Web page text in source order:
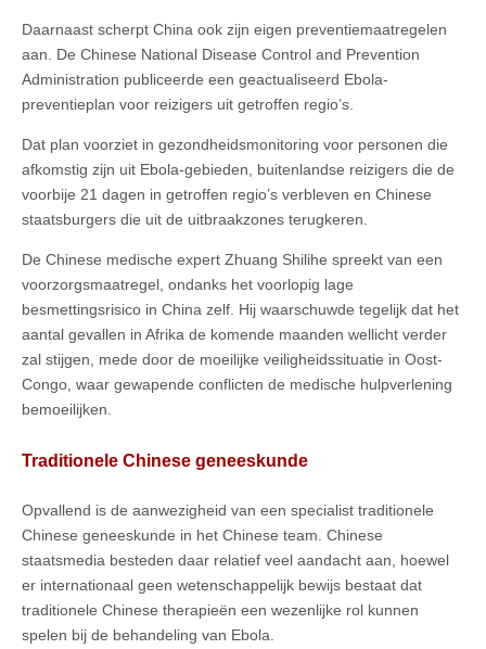
Daarnaast scherpt China ook zijn eigen preventiemaatregelen
aan. De Chinese National Disease Control and Prevention
Administration publiceerde een geactualiseerd Ebola-
preventieplan voor reizigers uit getroffen regio’s.
Dat plan voorziet in gezondheidsmonitoring voor personen die
afkomstig zijn uit Ebola-gebieden, buitenlandse reizigers die de
voorbije 21 dagen in getroffen regio’s verbleven en Chinese
staatsburgers die uit de uitbraakzones terugkeren.
De Chinese medische expert Zhuang Shilihe spreekt van een
voorzorgsmaatregel, ondanks het voorlopig lage
besmettingsrisico in China zelf. Hij waarschuwde tegelijk dat het
aantal gevallen in Afrika de komende maanden wellicht verder
zal stijgen, mede door de moeilijke veiligheidssituatie in Oost-
Congo, waar gewapende conflicten de medische hulpverlening
bemoeilijken.
Traditionele Chinese geneeskunde
Opvallend is de aanwezigheid van een specialist traditionele
Chinese geneeskunde in het Chinese team. Chinese
staatsmedia besteden daar relatief veel aandacht aan, hoewel
er internationaal geen wetenschappelijk bewijs bestaat dat
traditionele Chinese therapieën een wezenlijke rol kunnen
spelen bij de behandeling van Ebola.